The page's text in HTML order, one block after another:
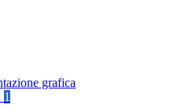
grafica
1